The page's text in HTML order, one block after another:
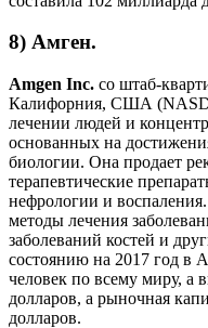
8) Амген.
Amgen Inc. со штаб-
Калифорния, США
лечении людей и
основанных на
биологии. Она продает
терапевтические
нефрологии и
методы лечения
заболеваний костей и
состоянию на 2017 год в
человек по всему миру, а
долларов, а рыночная
долларов.